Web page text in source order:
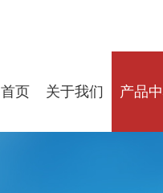
首页 关于我们 产品